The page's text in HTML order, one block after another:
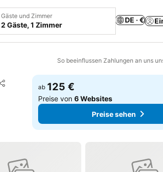
Gäste und Zimmer
2 Gäste, 1 Zimmer
DE · €
So beeinflussen Zahlungen an uns
Teilen
Zu Favoriten hinzufügen
ab 125 €
Preise von6 Websites
Preise sehen